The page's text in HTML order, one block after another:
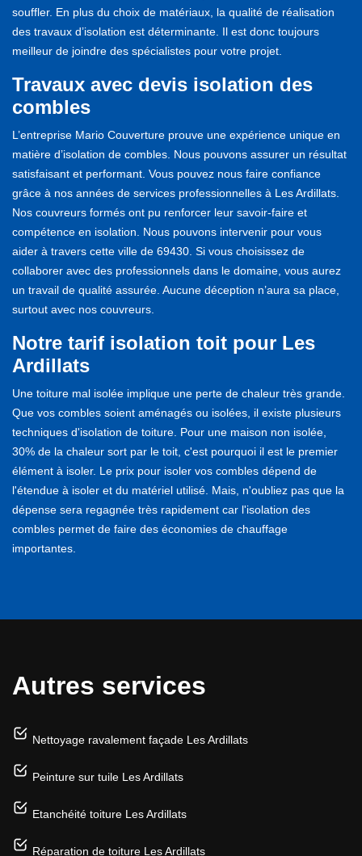
souffler. En plus du choix de matériaux, la qualité de réalisation
des travaux d’isolation est déterminante. Il est donc toujours
meilleur de joindre des spécialistes pour votre projet.
Travaux avec devis isolation des
combles
L’entreprise Mario Couverture prouve une expérience unique en
matière d’isolation de combles. Nous pouvons assurer un résultat
satisfaisant et performant. Vous pouvez nous faire confiance
grâce à nos années de services professionnelles à Les Ardillats.
Nos couvreurs formés ont pu renforcer leur savoir-faire et
compétence en isolation. Nous pouvons intervenir pour vous
aider à travers cette ville de 69430. Si vous choisissez de
collaborer avec des professionnels dans le domaine, vous aurez
un travail de qualité assurée. Aucune déception n’aura sa place,
surtout avec nos couvreurs.
Notre tarif isolation toit pour Les
Ardillats
Une toiture mal isolée implique une perte de chaleur très grande.
Que vos combles soient aménagés ou isolées, il existe plusieurs
techniques d'isolation de toiture. Pour une maison non isolée,
30% de la chaleur sort par le toit, c'est pourquoi il est le premier
élément à isoler. Le prix pour isoler vos combles dépend de
l'étendue à isoler et du matériel utilisé. Mais, n'oubliez pas que la
dépense sera regagnée très rapidement car l'isolation des
combles permet de faire des économies de chauffage
importantes.
Autres services
Nettoyage ravalement façade Les Ardillats
Peinture sur tuile Les Ardillats
Etanchéité toiture Les Ardillats
Réparation de toiture Les Ardillats